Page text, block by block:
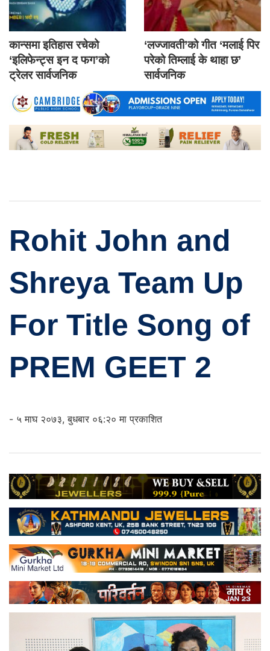
कान्समा इतिहास रचेको
‘इलिफेन्ट्स इन द फग’को
ट्रेलर सार्वजनिक
‘लज्जावती’को गीत ‘मलाई पिर
परेको तिम्लाई के थाहा छ’
सार्वजनिक
Rohit John and
Shreya Team Up
For Title Song of
PREM GEET 2
- ५ माघ २०७३, बुधबार ०६:२० मा प्रकाशित